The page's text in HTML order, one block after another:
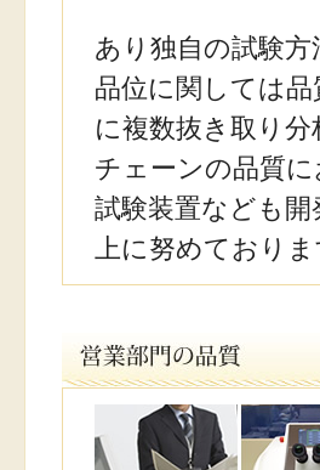
あり独自の試験
品位に関しては
に複数抜き取り
チェーンの品質
試験装置なども
上に努めておりま